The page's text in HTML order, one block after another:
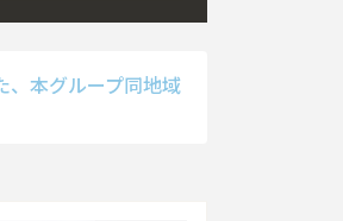
、本グループ同地域